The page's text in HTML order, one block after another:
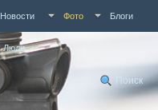
Новости Фото Блоги
Люди
Поиск